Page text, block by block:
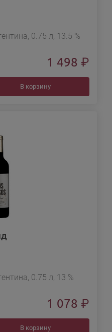
0.75 л, 13.5 %
1 498 ₽
В корзину
0.75 л, 13 %
1 078 ₽
В корзину